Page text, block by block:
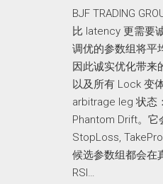
BJF TRADING
比 latency 更需要
调优的参数组将平
因此诚实优化带来
以及所有 Lock 变
arbitrage leg 状态
Phantom Drift。它
StopLoss,
候选参数组都会在
RSI…